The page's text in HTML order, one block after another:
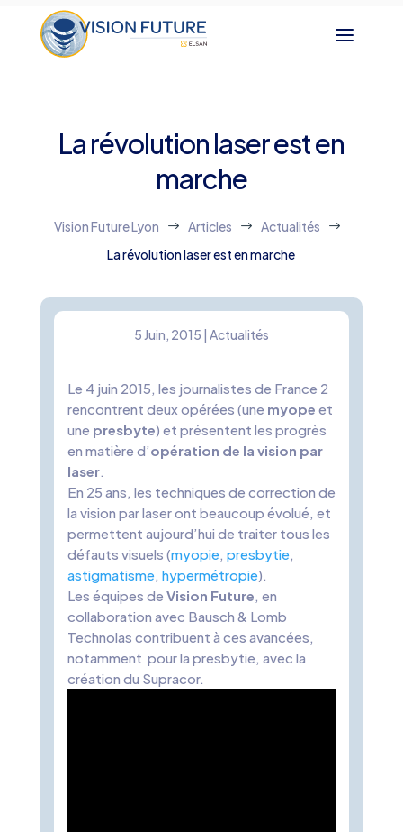
La révolution laser est en
marche
Vision Future Lyon $ Articles $ Actualités $
La révolution laser est en marche
5 Juin, 2015 | Actualités
Le 4 juin 2015, les journalistes de France 2
rencontrent deux opérées (une myope et
une presbyte) et présentent les progrès
en matière d’opération de la vision par
laser.
En 25 ans, les techniques de correction de
la vision par laser ont beaucoup évolué, et
permettent aujourd’hui de traiter tous les
défauts visuels (myopie, presbytie,
astigmatisme, hypermétropie).
Les équipes de Vision Future, en
collaboration avec Bausch & Lomb
Technolas contribuent à ces avancées,
notamment pour la presbytie, avec la
création du Supracor.